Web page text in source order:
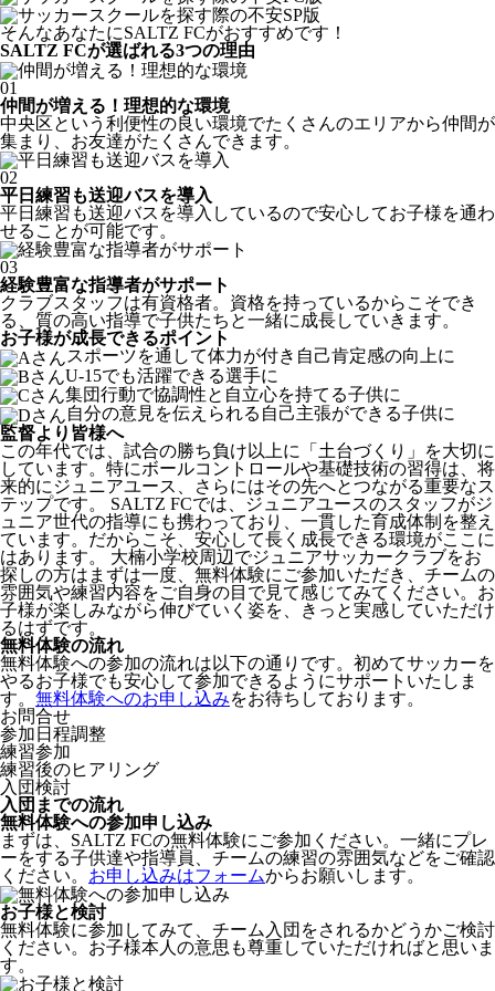
そんなあなたにSALTZ FCがおすすめです！
SALTZ FCが選ばれる3つの理由
01
仲間が増える！理想的な環境
中央区という利便性の良い環境でたくさんのエリアから仲間が
集まり、お友達がたくさんできます。
02
平日練習も送迎バスを導入
平日練習も送迎バスを導入しているので安心してお子様を通わ
せることが可能です。
03
経験豊富な指導者がサポート
クラブスタッフは有資格者。資格を持っているからこそでき
る、質の高い指導で子供たちと一緒に成長していきます。
お子様が成長できるポイント
スポーツを通して体力が付き自己肯定感の向上に
U-15でも活躍できる選手に
集団行動で協調性と自立心を持てる子供に
自分の意見を伝えられる自己主張ができる子供に
監督より皆様へ
この年代では、試合の勝ち負け以上に「土台づくり」を大切に
しています。特にボールコントロールや基礎技術の習得は、将
来的にジュニアユース、さらにはその先へとつながる重要なス
テップです。 SALTZ FCでは、ジュニアユースのスタッフがジ
ュニア世代の指導にも携わっており、一貫した育成体制を整え
ています。だからこそ、安心して長く成長できる環境がここに
はあります。 大楠小学校周辺でジュニアサッカークラブをお
探しの方はまずは一度、無料体験にご参加いただき、チームの
雰囲気や練習内容をご自身の目で見て感じてみてください。お
子様が楽しみながら伸びていく姿を、きっと実感していただけ
るはずです。
無料体験の流れ
無料体験への参加の流れは以下の通りです。初めてサッカーを
やるお子様でも安心して参加できるようにサポートいたしま
す。 無料体験へのお申し込みをお待ちしております。
お問合せ
参加日程調整
練習参加
練習後のヒアリング
入団検討
入団までの流れ
無料体験への参加申し込み
まずは、SALTZ FCの無料体験にご参加ください。一緒にプレ
ーをする子供達や指導員、チームの練習の雰囲気などをご確認
ください。 お申し込みはフォームからお願いします。
お子様と検討
無料体験に参加してみて、チーム入団をされるかどうかご検討
ください。お子様本人の意思も尊重していただければと思いま
す。